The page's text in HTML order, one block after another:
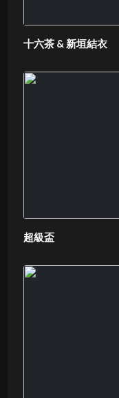
十六茶 & 新垣結衣
超級盃